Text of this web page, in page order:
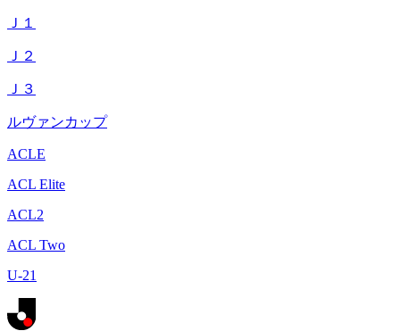
Ｊ１
Ｊ２
Ｊ３
ルヴァンカップ
ACLE
ACL Elite
ACL2
ACL Two
U-21